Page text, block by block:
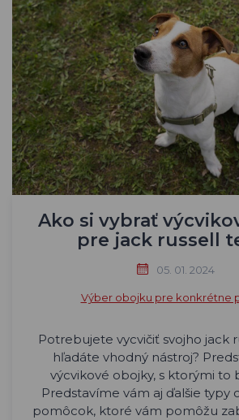
Ako si vybrať
pre jack russell
05. 01. 2024
Výber obojku pre konkrétne
Potrebujete vycvičiť svojho jack
hľadáte vhodný nástroj?
výcvikové obojky, s ktorými to
Predstavíme vám aj ďalšie typy
pomôcok, ktoré vám pomôžu